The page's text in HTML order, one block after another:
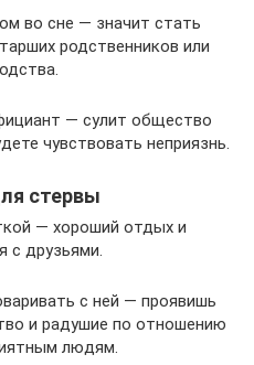
во сне — значит стать
родственников или
— сулит общество
чувствовать неприязнь.
стервы
— хороший отдых и
с друзьями.
с ней — проявишь
и радушие по отношению
людям.